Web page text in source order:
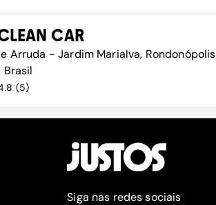
CAR
Arruda - Jardim Marialva, Rondonópolis
Brasil
(5)
Siga nas redes sociais